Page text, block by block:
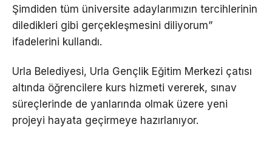
Şimdiden tüm üniversite adaylarımızın tercihlerinin
diledikleri gibi gerçekleşmesini diliyorum”
ifadelerini kullandı.
Urla Belediyesi, Urla Gençlik Eğitim Merkezi çatısı
altında öğrencilere kurs hizmeti vererek, sınav
süreçlerinde de yanlarında olmak üzere yeni
projeyi hayata geçirmeye hazırlanıyor.